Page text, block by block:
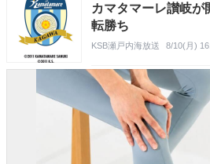
カマタマーレ讃岐
転勝ち
KSB瀬戸内海放送 8/10(月)